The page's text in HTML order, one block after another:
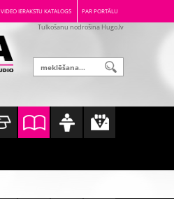
VIDEO IERAKSTU KATALOGS PAR PORTĀLU
Tulkošanu nodrošina Hugo.lv